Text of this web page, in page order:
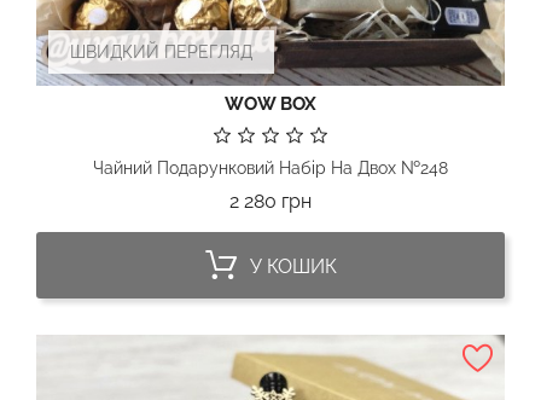
ШВИДКИЙ ПЕРЕГЛЯД
WOW BOX
Чайний Подарунковий Набір На Двох №248
2 280 грнЦіна
У КОШИК